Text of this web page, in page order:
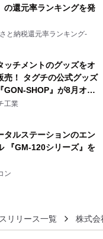
の還元率ランキングを発
と納税還元率ランキング-
ッチメントのグッズをオ
売！ タグチの公式グッズ
GON-SHOP』が8月オー
工業
タルステーションのエン
『GM-120シリーズ』を
ン
リリース一覧 株式会